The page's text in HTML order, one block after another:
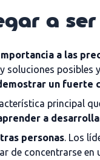
a
a las
soluciones posibles
un fuerte
principal
a
personas. Los
de concentrarse